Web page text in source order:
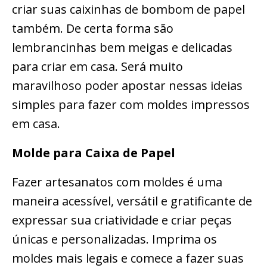
criar suas caixinhas de bombom de papel
também. De certa forma são
lembrancinhas bem meigas e delicadas
para criar em casa. Será muito
maravilhoso poder apostar nessas ideias
simples para fazer com moldes impressos
em casa.
Molde para Caixa de Papel
Fazer artesanatos com moldes é uma
maneira acessível, versátil e gratificante de
expressar sua criatividade e criar peças
únicas e personalizadas. Imprima os
moldes mais legais e comece a fazer suas